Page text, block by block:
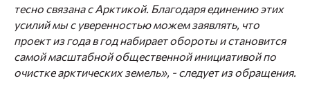
тесно связана с Арктикой. Благодаря единению этих
усилий мы с уверенностью можем заявлять, что
проект из года в год набирает обороты и становится
самой масштабной общественной инициативой по
очистке арктических земель», - следует из обращения.